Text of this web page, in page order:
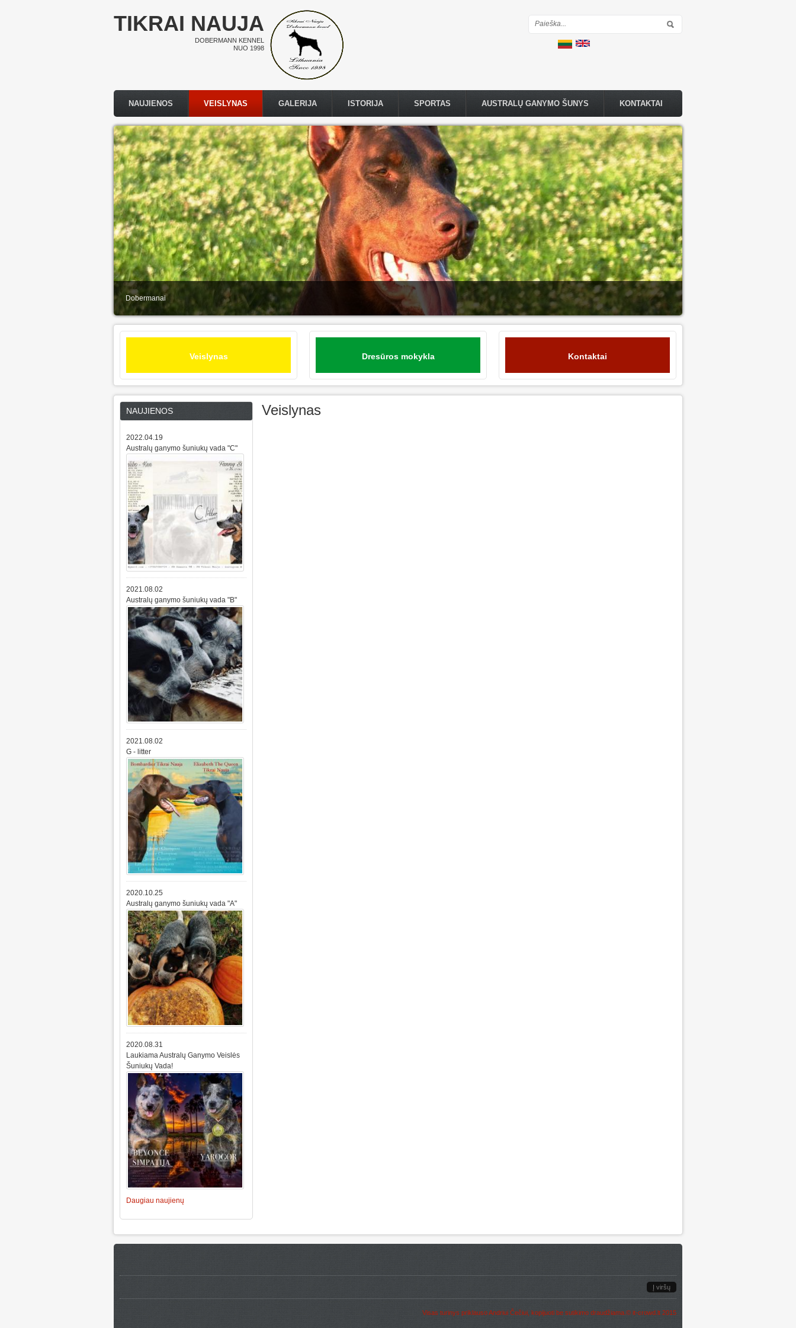
TIKRAI NAUJA
DOBERMANN KENNEL
NUO 1998
Paieškos forma
Pagrindinis meniu
NAUJIENOS VEISLYNAS GALERIJA ISTORIJA SPORTAS AUSTRALŲ GANYMO ŠUNYS KONTAKTAI
Dobermanai
Veislynas Dresūros mokykla Kontaktai
Veislynas
NAUJIENOS
2022.04.19
Australų ganymo šuniukų vada "C"
2021.08.02
Australų ganymo šuniukų vada "B"
2021.08.02
G - litter
2020.10.25
Australų ganymo šuniukų vada "A"
2020.08.31
Laukiama Australų Ganymo Veislės
Šuniukų Vada!
Daugiau naujienų
Į viršų
© it-crowd.lt 2015
Visas turinys priklauso Andriui Čečiui, kopijuoti be sutikimo draudžiama.